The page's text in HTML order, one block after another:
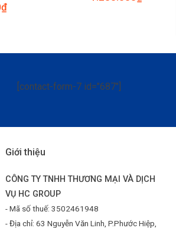
₫
[contact-form-7 id="687"]
Giới thiệu
CÔNG TY TNHH THƯƠNG MẠI VÀ DỊCH
VỤ HC GROUP
- Mã số thuế: 3502461948
- Địa chỉ: 63 Nguyễn Văn Linh, P.Phước Hiệp,